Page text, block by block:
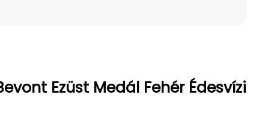
Ezüst Medál Fehér Édesvízi